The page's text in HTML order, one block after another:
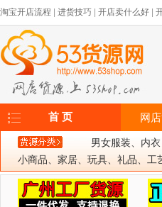
淘宝开店流程 进货技巧 开店卖什么好
首 页 网
男女服装、内衣
小商品、家居、玩具、礼品、工